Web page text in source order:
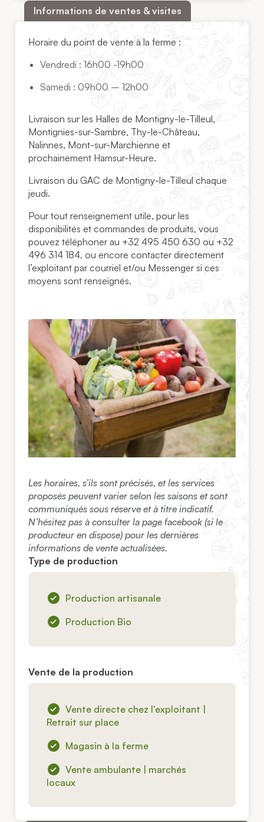
Informations de ventes & visites
Horaire du point de vente à la ferme :
​Vendredi : 16h00 -19h00
Samedi : 09h00 – 12h00
Livraison sur les Halles de Montigny-le-Tilleul,
Montignies-sur-Sambre, Thy-le-Château,
Nalinnes, Mont-sur-Marchienne et
prochainement Hamsur-Heure.
Livraison du GAC de Montigny-le-Tilleul chaque
jeudi.
Pour tout renseignement utile, pour les
disponibilités et commandes de produits, vous
pouvez téléphoner au +32 495 450 630 ou +32
496 314 184, ou encore contacter directement
l’exploitant par courriel et/ou Messenger si ces
moyens sont renseignés.
Les horaires, s’ils sont précisés, et les services
proposés peuvent varier selon les saisons et sont
communiqués sous réserve et à titre indicatif.
N’hésitez pas à consulter la page facebook (si le
producteur en dispose) pour les dernières
informations de vente actualisées.
Type de production
Production artisanale
Production Bio
Vente de la production
Vente directe chez l'exploitant |
Retrait sur place
Magasin à la ferme
Vente ambulante | marchés
locaux